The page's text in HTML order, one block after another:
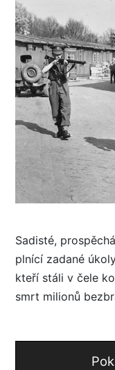
Sadisté,
plnící zadané
kteří stáli v čele
smrt milionů